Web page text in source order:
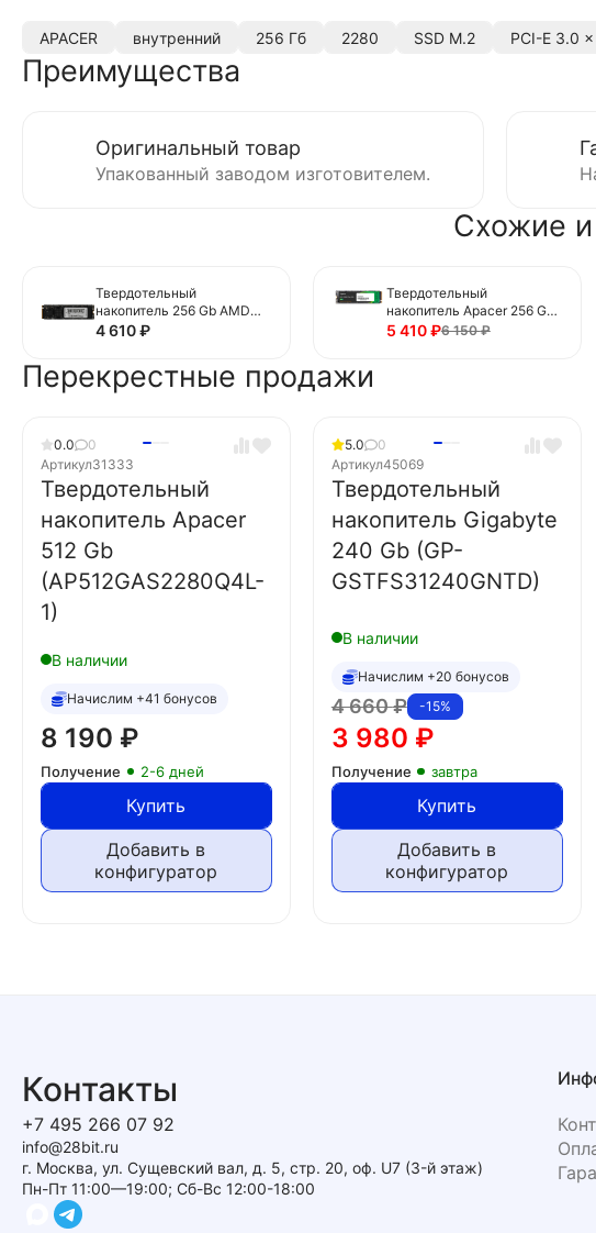
APACER внутренний 256 Гб 2280 SSD M.2 PCI-E 3.0
Преимущества
Оригинальный товар
Упакованный заводом изготовителем.
Схожие и
Твердотельный
накопитель 256 Gb AMD
Radeon R3 Series
4 610₽
Твердотельный
накопитель Apacer 256 Gb
(AP256GAS2280Q4L-1)
6 150₽
5 410₽
Перекрестные продажи
0.0
0
Артикул31333
Твердотельный
накопитель Apacer
512 Gb
(AP512GAS2280Q4L-
1)
В наличии
Начислим +41 бонусов
8 190 ₽
Получение 2-6 дней
Купить
Добавить в
конфигуратор
5.0
0
Артикул45069
Твердотельный
накопитель Gigabyte
240 Gb (GP-
GSTFS31240GNTD)
В наличии
Начислим +20 бонусов
-15%
4 660₽
3 980 ₽
Получение завтра
Купить
Добавить в
конфигуратор
Контакты
+7 495 266 07 92
info@28bit.ru
г. Москва, ул. Сущевский вал, д. 5, стр. 20, оф. U7 (3-й этаж)
Пн-Пт 11:00—19:00; Сб-Вс 12:00-18:00